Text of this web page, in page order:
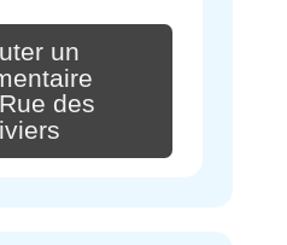
un
des